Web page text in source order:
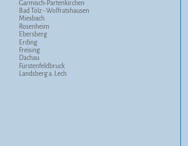
Garmisch-Partenkirchen
Bad Tölz - Wolfratshausen
Miesbach
Rosenheim
Ebersberg
Erding
Freising
Dachau
Fürstenfeldbruck
Landsberg a. Lech